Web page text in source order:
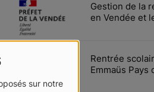
sur notre
Gestion de la
en Vendée et
Rentrée
Emmaüs Pays